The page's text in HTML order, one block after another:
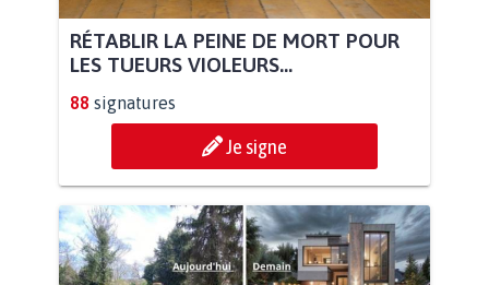
RÉTABLIR LA PEINE DE MORT POUR
LES TUEURS VIOLEURS...
88 signatures
Je signe